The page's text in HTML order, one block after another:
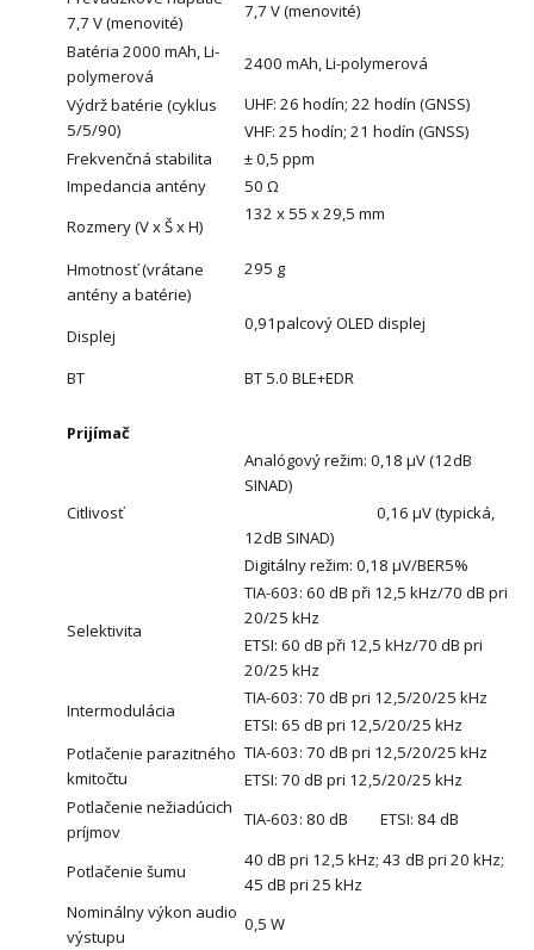
7,7 V (menovité)
7,7 V (menovité)
Batéria 2000 mAh, Li-
polymerová
2400 mAh, Li-polymerová
Výdrž batérie (cyklus
5/5/90)
UHF: 26 hodín; 22 hodín (GNSS)
VHF: 25 hodín; 21 hodín (GNSS)
Frekvenčná stabilita
± 0,5 ppm
Impedancia antény
50 Ω
Rozmery (V x Š x H)
132 x 55 x 29,5 mm
Hmotnosť (vrátane
antény a batérie)
295 g
Displej
0,91palcový OLED displej
BT BT 5.0 BLE+EDR
Prijímač
Citlivosť
Analógový režim: 0,18 μV (12dB
SINAD)
0,16 μV (typická,
12dB SINAD)
Digitálny režim: 0,18 μV/BER5%
Selektivita
TIA-603: 60 dB při 12,5 kHz/70 dB pri
20/25 kHz
ETSI: 60 dB při 12,5 kHz/70 dB pri
20/25 kHz
Intermodulácia
TIA-603: 70 dB pri 12,5/20/25 kHz
ETSI: 65 dB pri 12,5/20/25 kHz
Potlačenie parazitného
kmitočtu
TIA-603: 70 dB pri 12,5/20/25 kHz
ETSI: 70 dB pri 12,5/20/25 kHz
Potlačenie nežiadúcich
príjmov
TIA-603: 80 dB ETSI: 84 dB
Potlačenie šumu
40 dB pri 12,5 kHz; 43 dB pri 20 kHz;
45 dB pri 25 kHz
Nominálny výkon audio
výstupu
0,5 W